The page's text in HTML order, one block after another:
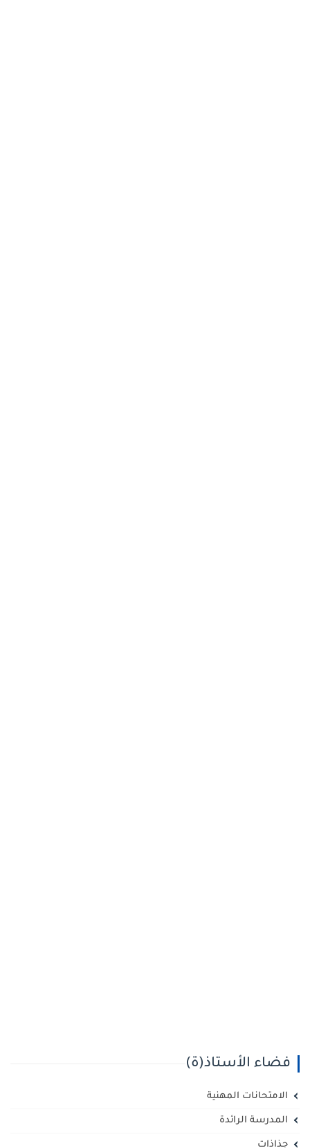
فضاء الأستاذ(ة)
الامتحانات المهنية
المدرسة الرائدة
جذاذات